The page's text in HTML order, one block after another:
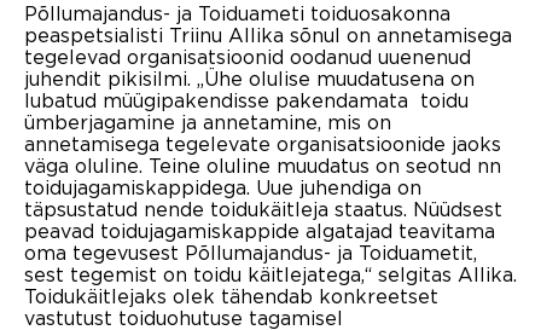
Põllumajandus- ja Toiduameti toiduosakonna
peaspetsialisti Triinu Allika sõnul on annetamisega
tegelevad organisatsioonid oodanud uuenenud
juhendit pikisilmi. „Ühe olulise muudatusena on
lubatud müügipakendisse pakendamata toidu
ümberjagamine ja annetamine, mis on
annetamisega tegelevate organisatsioonide jaoks
väga oluline. Teine oluline muudatus on seotud nn
toidujagamiskappidega. Uue juhendiga on
täpsustatud nende toidukäitleja staatus. Nüüdsest
peavad toidujagamiskappide algatajad teavitama
oma tegevusest Põllumajandus- ja Toiduametit,
sest tegemist on toidu käitlejatega,“ selgitas Allika.
Toidukäitlejaks olek tähendab konkreetset
vastutust toiduohutuse tagamisel